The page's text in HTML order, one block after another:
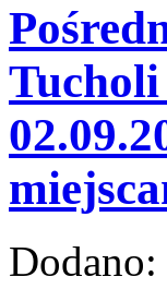
Dodano: